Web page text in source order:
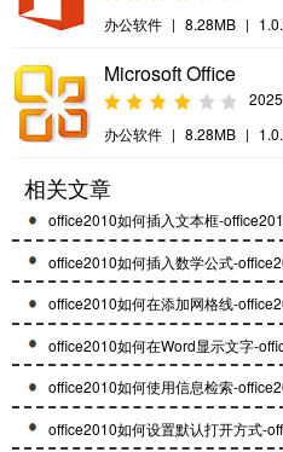
办公软件 | 8.28MB |
Microsoft Office
办公软件 | 8.28MB |
相关文章
office2010如何插入文本框-
office2010如何插入数学公式-
office2010如何在添加网格线-
office2010如何在Word显示文字-
office2010如何使用信息检索-
office2010如何设置默认打开方式-